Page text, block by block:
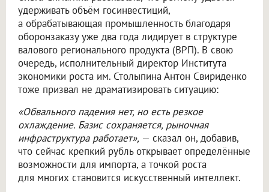
удерживать объём госинвестиций,
а обрабатывающая промышленность благодаря
оборонзаказу уже два года лидирует в структуре
валового регионального продукта (ВРП). В свою
очередь, исполнительный директор Института
экономики роста им. Столыпина Антон Свириденко
тоже призвал не драматизировать ситуацию:
«Обвального падения нет, но есть резкое
охлаждение. Базис сохраняется, рыночная
инфраструктура работает», — сказал он, добавив,
что сейчас крепкий рубль открывает определённые
возможности для импорта, а точкой роста
для многих становится искусственный интеллект.